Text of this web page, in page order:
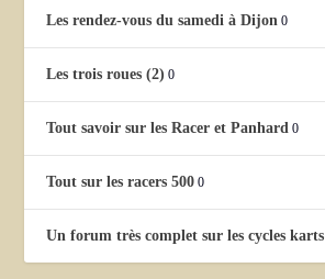
Les rendez-vous du samedi à Dijon 0
Les trois roues (2) 0
Tout savoir sur les Racer et Panhard 0
Tout sur les racers 500 0
Un forum très complet sur les cycles karts